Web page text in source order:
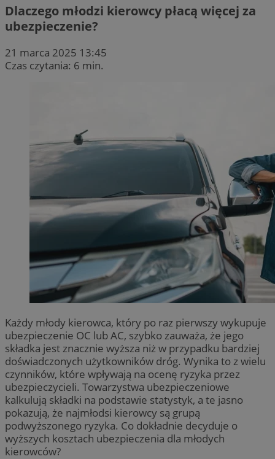
Dlaczego młodzi kierowcy płacą więcej za
ubezpieczenie?
21 marca 2025 13:45
Czas czytania: 6 min.
Każdy młody kierowca, który po raz pierwszy wykupuje
ubezpieczenie OC lub AC, szybko zauważa, że jego
składka jest znacznie wyższa niż w przypadku bardziej
doświadczonych użytkowników dróg. Wynika to z wielu
czynników, które wpływają na ocenę ryzyka przez
ubezpieczycieli. Towarzystwa ubezpieczeniowe
kalkulują składki na podstawie statystyk, a te jasno
pokazują, że najmłodsi kierowcy są grupą
podwyższonego ryzyka. Co dokładnie decyduje o
wyższych kosztach ubezpieczenia dla młodych
kierowców?